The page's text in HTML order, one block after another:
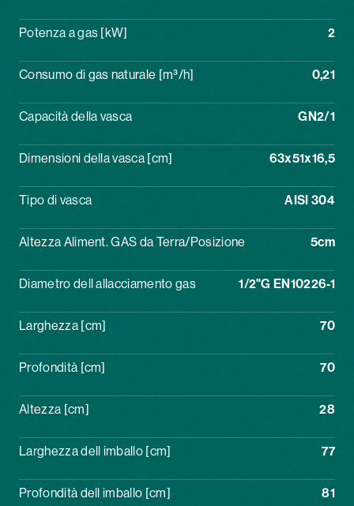
Potenza a gas [kW] 2
Consumo di gas naturale [m³/h] 0,21
Capacità della vasca GN2/1
Dimensioni della vasca [cm] 63x51x16,5
Tipo di vasca AISI 304
Altezza Aliment. GAS da Terra/Posizione 5cm
Diametro dell allacciamento gas 1/2"G EN10226-1
Larghezza [cm] 70
Profondità [cm] 70
Altezza [cm] 28
Larghezza dell imballo [cm] 77
Profondità dell imballo [cm] 81